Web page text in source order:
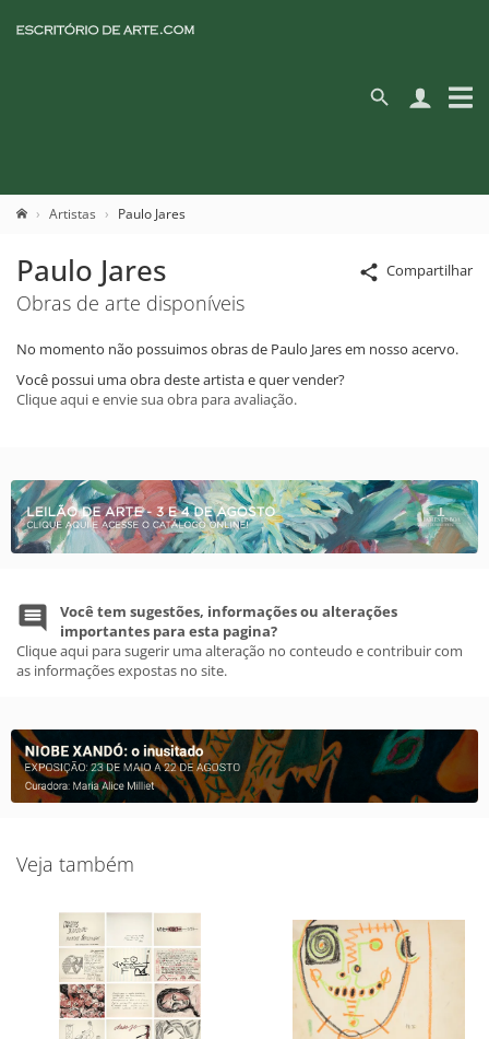
Artistas Paulo Jares
Compartilhar
Paulo Jares
Obras de arte disponíveis
No momento não possuimos obras de Paulo Jares em nosso acervo.
Você possui uma obra deste artista e quer vender?
Clique aqui e envie sua obra para avaliação.
Você tem sugestões, informações ou alterações
importantes para esta pagina?
Clique aqui para sugerir uma alteração no conteudo e contribuir com
as informações expostas no site.
Veja também